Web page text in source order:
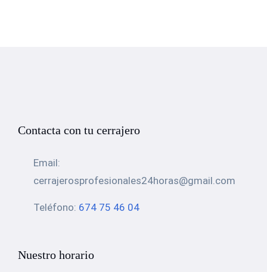
Contacta con tu cerrajero
Email:
cerrajerosprofesionales24horas@gmail.com
Teléfono: 674 75 46 04
Nuestro horario